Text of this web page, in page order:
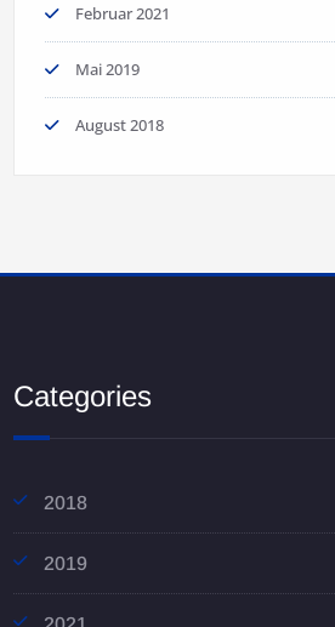
Februar 2021
Mai 2019
August 2018
Categories
2018
2019